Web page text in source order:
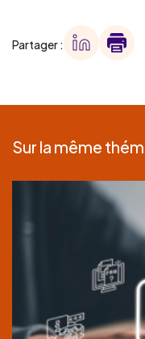
Partager :
Sur la même